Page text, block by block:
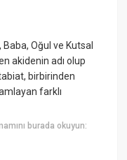
Baba, Oğul ve Kutsal
akidenin adı olup
tabiat, birbirinden
farklı
burada okuyun: